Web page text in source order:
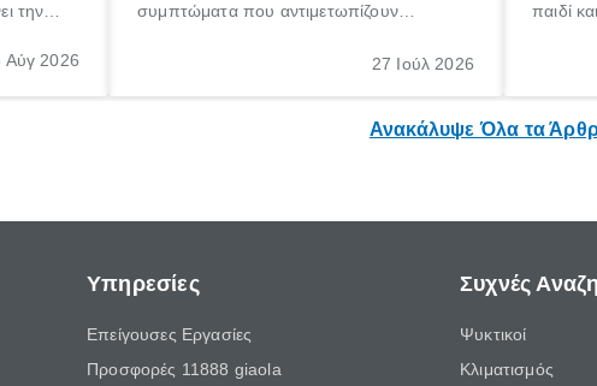
την
Αύγ 2026
συμπτώματα που αντιμετωπίζουν
πληροφορίες για το «κνησμός τι είναι»,
27 Ιούλ 2026
παιδί
Ανακάλυψε Όλα τα
Υπηρεσίες
Επείγουσες Εργασίες
Προσφορές 11888 giaola
Συχνές
Ψυκτικοί
Κλιματισμός